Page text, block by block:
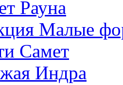
Рауна
Малые
Самет
Индра